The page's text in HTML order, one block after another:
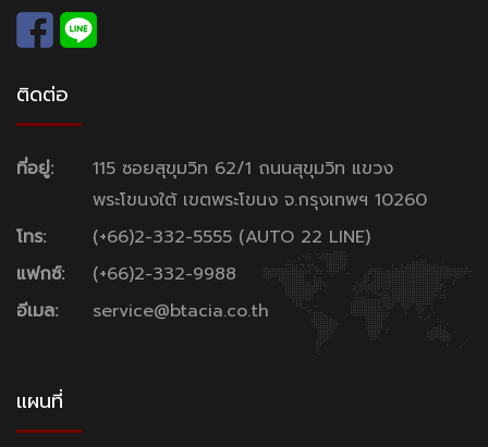
ติดต่อ
ที่อยู่:
115 ซอยสุขุมวิท 62/1 ถนนสุขุมวิท แขวง
พระโขนงใต้ เขตพระโขนง จ.กรุงเทพฯ 10260
โทร:
(+66)2-332-5555 (AUTO 22 LINE)
แฟกซ์:
(+66)2-332-9988
อีเมล:
service@btacia.co.th
แผนที่